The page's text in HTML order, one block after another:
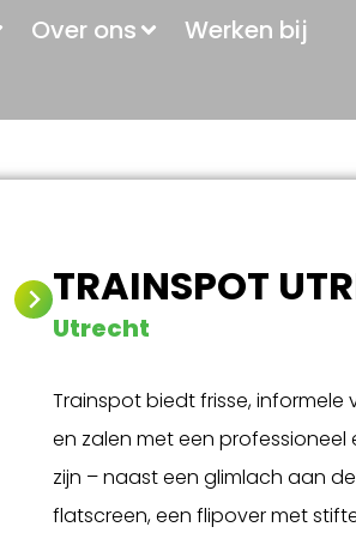
Over ons
Werken bij
TRAINSPOT
Utrecht
Trainspot biedt frisse,
en zalen met een professioneel
zijn – naast een glimlach aan
flatscreen, een flipover met